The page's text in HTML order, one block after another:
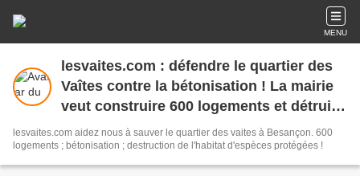
MENU
lesvaites.com : défendre le quartier des
Vaîtes contre la bétonisation ! La mairie
veut construire 600 logements et détruire
l'habitat d'espèces animales protégées !
lesvaites.com aidez nous à sauver le quartier des vaites à Besançon. 600
logements ; bétonisation ; destruction de l'habitat d'espèces protégées !